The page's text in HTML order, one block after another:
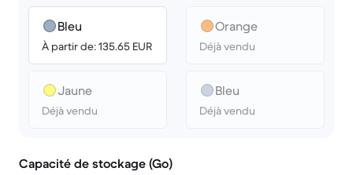
Bleu
À partir de: 135.65 EUR
Jaune
Déjà vendu
Orange
Déjà vendu
Bleu
Déjà vendu
Capacité de stockage (Go)